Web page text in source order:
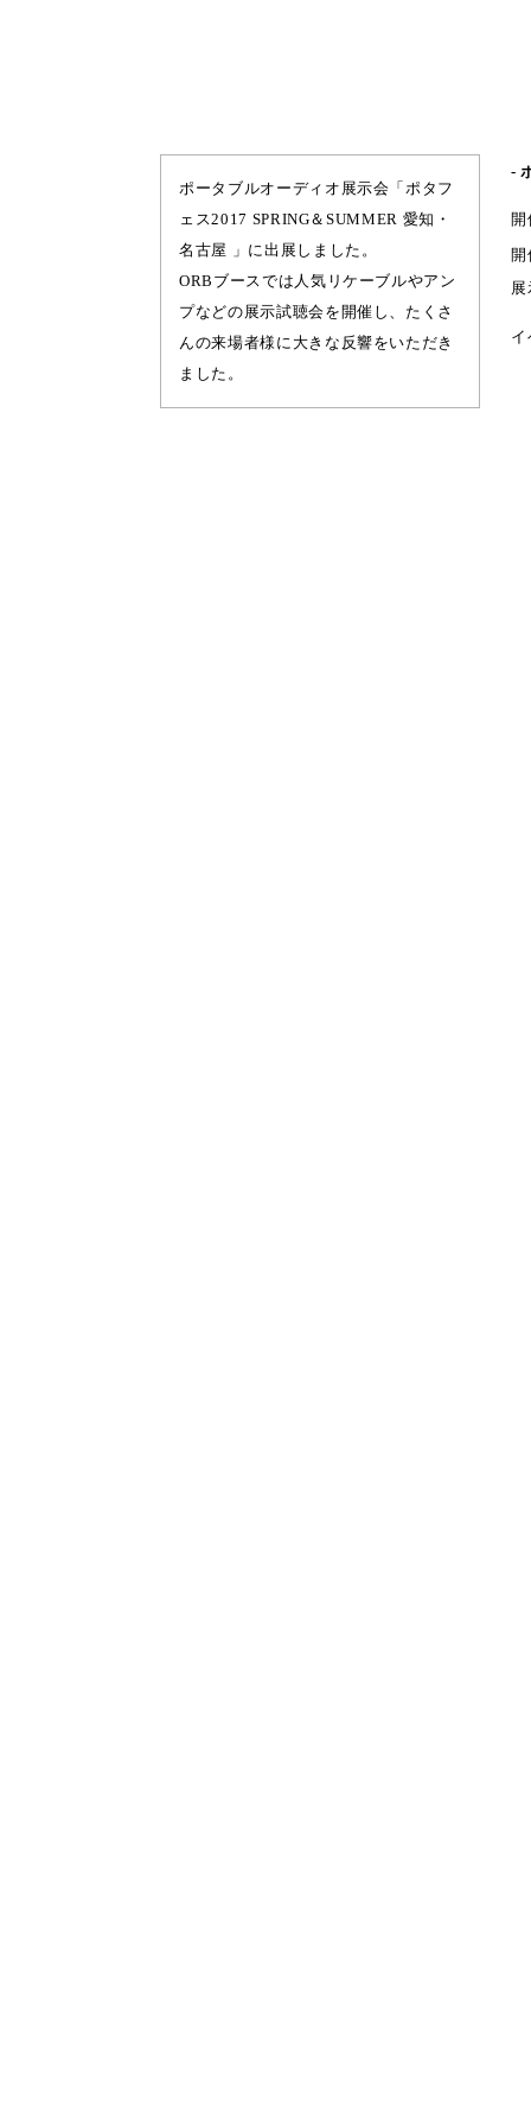
ポータブルオーディオ展示会「ポタフ
ェス2017 SPRING＆SUMMER 愛知・
名古屋 」に出展しました。
ORBブースでは人気リケーブルやアン
プなどの展示試聴会を開催し、たくさ
んの来場者様に大きな反響をいただき
ました。
-
開
開
イ